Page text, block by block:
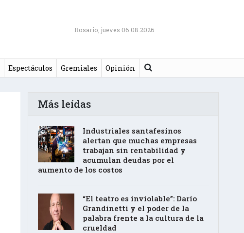
Rosario, jueves 06.08.2026
Espectáculos Gremiales Opinión Buscar
Más leídas
Industriales santafesinos
alertan que muchas empresas
trabajan sin rentabilidad y
acumulan deudas por el
aumento de los costos
“El teatro es inviolable”: Darío
Grandinetti y el poder de la
palabra frente a la cultura de la
crueldad